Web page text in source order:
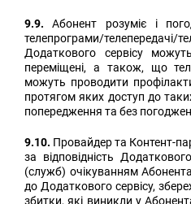
9.9. Абонент розуміє і
телепрограми/телепередачі/
Додаткового сервісу
переміщені, а також, що
можуть проводити
протягом яких доступ до
попередження та без
9.10. Провайдер та Контент-
за відповідність
(служб) очікуванням
до Додаткового сервісу,
збитки, які виникли у